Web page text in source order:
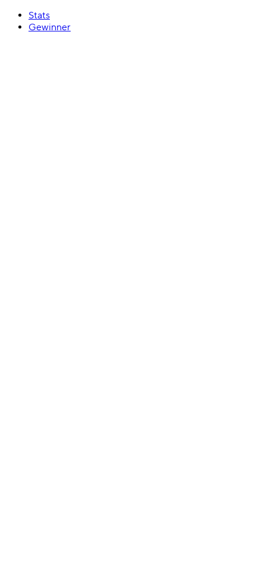
Stats
Gewinner